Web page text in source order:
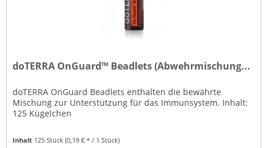
doTERRA OnGuard™ Beadlets (Abwehrmischung...
doTERRA OnGuard Beadlets enthalten die bewährte
Mischung zur Unterstützung für das Immunsystem. Inhalt:
125 Kügelchen
Inhalt 125 Stück(0,19 € * / 1 Stück)